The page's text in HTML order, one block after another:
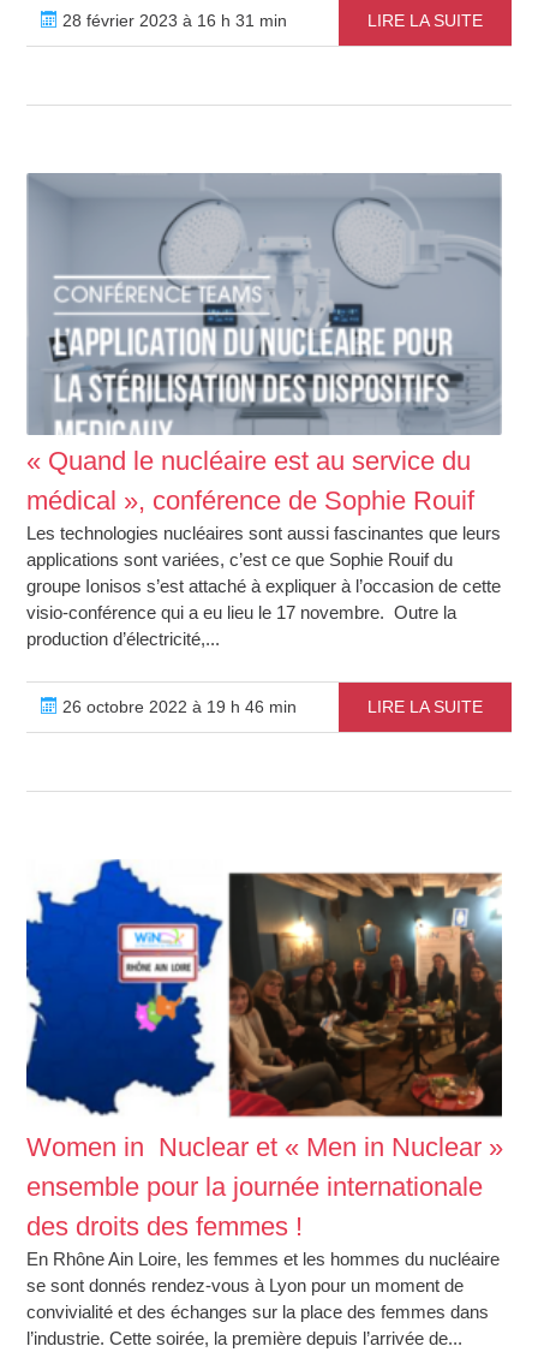
28 février 2023 à 16 h 31 min LIRE LA SUITE
« Quand le nucléaire est au service du
médical », conférence de Sophie Rouif
Les technologies nucléaires sont aussi fascinantes que leurs
applications sont variées, c’est ce que Sophie Rouif du
groupe Ionisos s’est attaché à expliquer à l’occasion de cette
visio-conférence qui a eu lieu le 17 novembre. Outre la
production d’électricité,...
26 octobre 2022 à 19 h 46 min LIRE LA SUITE
Women in Nuclear et « Men in Nuclear »
ensemble pour la journée internationale
des droits des femmes !
En Rhône Ain Loire, les femmes et les hommes du nucléaire
se sont donnés rendez-vous à Lyon pour un moment de
convivialité et des échanges sur la place des femmes dans
l’industrie. Cette soirée, la première depuis l’arrivée de...